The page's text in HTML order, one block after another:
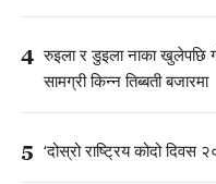
4 रुइला र डुइला नाका खुलेपछि
सामग्री किन्न तिब्बती बजारमा
5 ‘दोस्रो राष्ट्रिय कोदो दिवस